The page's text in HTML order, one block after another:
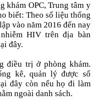
khám OPC, Trung tâm y
biết: Theo số liệu thống
vào năm 2016 đến nay
HIV trên địa bàn
đây.
điều trị ở phòng khám.
kê, quản lý được số
đây còn nếu họ đi làm
ngoài danh sách.